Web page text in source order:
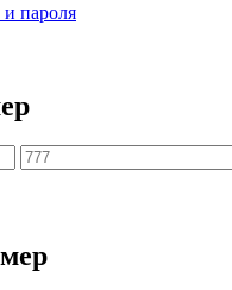
пароля